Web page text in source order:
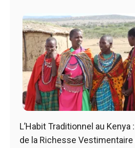
L’Habit Traditionnel au Kenya
de la Richesse